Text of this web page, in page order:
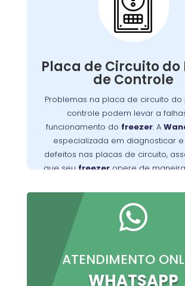
Placa de Circuito do
de Controle
Problemas na placa de circuito do
controle podem levar a
funcionamento do freezer. A
especializada em diagnosticar
defeitos nas placas de circuito,
que seufreezeropere de
Placa de
Painel de
A placa de circuito do painel de
gerencia as
freezer
Defeitos nessa
placa podem resultar em
controle de temperatura e
. Os técnicos da
Wandertec
na Barreirinha são
identificar e corrigir falhas nas
circuito,
freezer
opere de
forma confiável e

ATENDIMENTO
WHATSAPP